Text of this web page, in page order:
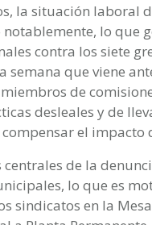
la situación laboral
lo que
contra los siete
semana que viene
de
desleales y de
el impacto
de la
lo que es
sindicatos en la